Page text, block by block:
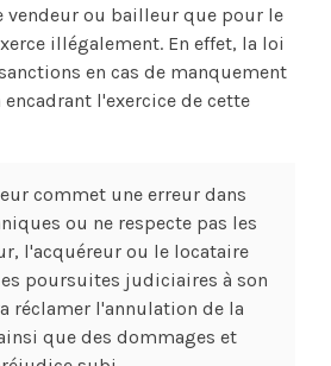
ou bailleur que pour le
illégalement. En effet, la loi
en cas de manquement
l'exercice de cette
commet une erreur dans
ou ne respecte pas les
l'acquéreur ou le locataire
poursuites judiciaires à son
réclamer l'annulation de la
que des dommages et